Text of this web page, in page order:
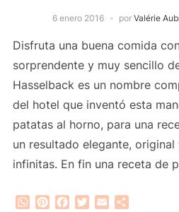
6 enero 2016 por Valérie
Disfruta una buena comida
sorprendente y muy sencillo
Hasselback es un nombre
del hotel que inventó esta
patatas al horno, para una
un resultado elegante,
infinitas. En fin una receta de
WhatsApp
PinterestFacebook
Twitter
Email